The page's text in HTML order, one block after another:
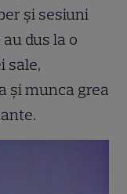
și sesiuni
dus la o
sale,
și munca grea